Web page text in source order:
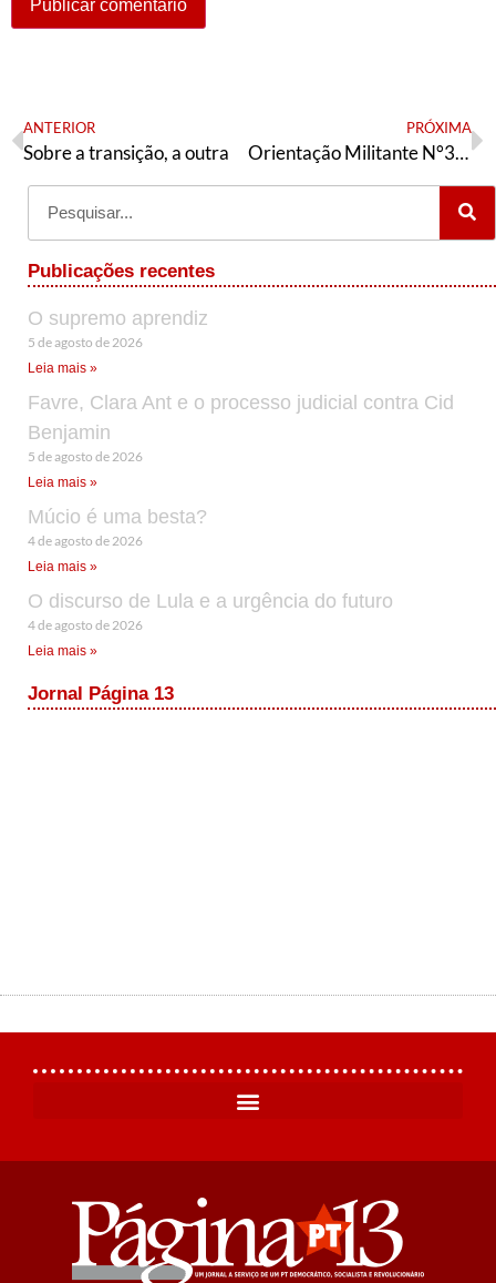
ANTERIOR
Sobre a transição, a outra
PRÓXIMA
Orientação Militante N°346 (25 de novembro de 2022)
Publicações recentes
O supremo aprendiz
5 de agosto de 2026
Leia mais »
Favre, Clara Ant e o processo judicial contra Cid
Benjamin
5 de agosto de 2026
Leia mais »
Múcio é uma besta?
4 de agosto de 2026
Leia mais »
O discurso de Lula e a urgência do futuro
4 de agosto de 2026
Leia mais »
Jornal Página 13